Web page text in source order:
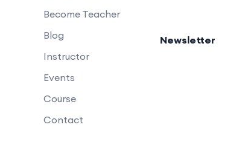
Become Teacher
Blog
Instructor
Events
Course
Contact
Newsletter